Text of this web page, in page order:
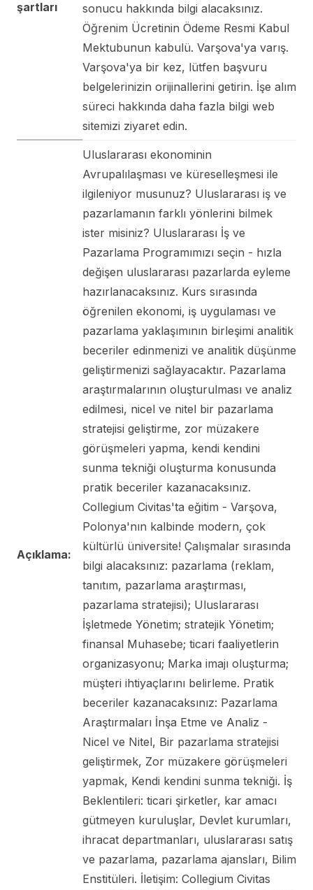
şartları
sonucu hakkında bilgi alacaksınız.
Öğrenim Ücretinin Ödeme Resmi Kabul
Mektubunun kabulü. Varşova'ya varış.
Varşova'ya bir kez, lütfen başvuru
belgelerinizin orijinallerini getirin. İşe alım
süreci hakkında daha fazla bilgi web
sitemizi ziyaret edin.
Açıklama:
Uluslararası ekonominin
Avrupalılaşması ve küreselleşmesi ile
ilgileniyor musunuz? Uluslararası iş ve
pazarlamanın farklı yönlerini bilmek
ister misiniz? Uluslararası İş ve
Pazarlama Programımızı seçin - hızla
değişen uluslararası pazarlarda eyleme
hazırlanacaksınız. Kurs sırasında
öğrenilen ekonomi, iş uygulaması ve
pazarlama yaklaşımının birleşimi analitik
beceriler edinmenizi ve analitik düşünme
geliştirmenizi sağlayacaktır. Pazarlama
araştırmalarının oluşturulması ve analiz
edilmesi, nicel ve nitel bir pazarlama
stratejisi geliştirme, zor müzakere
görüşmeleri yapma, kendi kendini
sunma tekniği oluşturma konusunda
pratik beceriler kazanacaksınız.
Collegium Civitas'ta eğitim - Varşova,
Polonya'nın kalbinde modern, çok
kültürlü üniversite! Çalışmalar sırasında
bilgi alacaksınız: pazarlama (reklam,
tanıtım, pazarlama araştırması,
pazarlama stratejisi); Uluslararası
İşletmede Yönetim; stratejik Yönetim;
finansal Muhasebe; ticari faaliyetlerin
organizasyonu; Marka imajı oluşturma;
müşteri ihtiyaçlarını belirleme. Pratik
beceriler kazanacaksınız: Pazarlama
Araştırmaları İnşa Etme ve Analiz -
Nicel ve Nitel, Bir pazarlama stratejisi
geliştirmek, Zor müzakere görüşmeleri
yapmak, Kendi kendini sunma tekniği. İş
Beklentileri: ticari şirketler, kar amacı
gütmeyen kuruluşlar, Devlet kurumları,
ihracat departmanları, uluslararası satış
ve pazarlama, pazarlama ajansları, Bilim
Enstitüleri. İletişim: Collegium Civitas